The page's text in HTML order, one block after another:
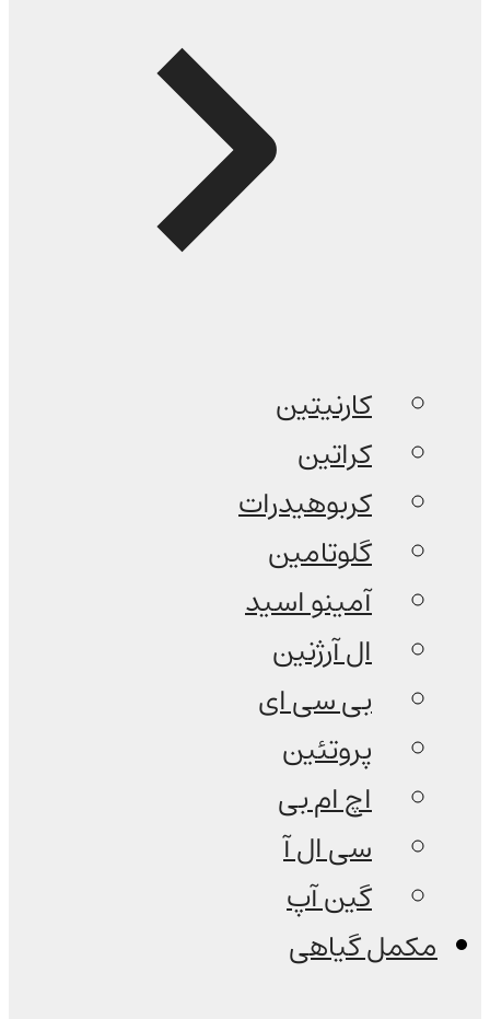
کارنیتین
کراتین
کربوهیدرات
گلوتامین
آمینو اسید
ال آرژنین
بی سی ای
پروتئین
اچ ام بی
سی ال آ
گین آپ
مکمل گیاهی